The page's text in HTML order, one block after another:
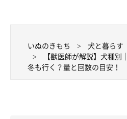
●ジャーマン・シェパード・ドッグ
●ジャック・ラッセル・テリア
いぬのきもち 犬と暮らす
【獣医師が解説】犬種別
冬も行く？量と回数の目安！